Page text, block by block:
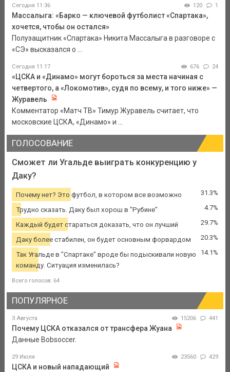
Сегодня 11:36 120 1
Массалыга: «Барко — ключевой футболист «Спартака»,
хочется, чтобы он остался»
Полузащитник «Спартака» Никита Массалыга в разговоре с
«СЭ» высказался о ...
Сегодня 11:17 676 24
«ЦСКА и «Динамо» могут бороться за места начиная с
четвертого, а «Локомотив», судя по всему, и того ниже» —
Журавель
Комментатор «Матч ТВ» Тимур Журавель считает, что
московские ЦСКА, «Динамо» и ...
ГОЛОСОВАНИЕ
Сможет ли Угальде выиграть конкуренцию у
Даку?
Почему нет? Это футбол, в котором все возможно 31.3%
Трудно сказать. Даку был хорош в "Рубине" 4.7%
Каждый будет стараться доказать, что он лучший 29.7%
Даку более стабилен, он будет основным форвардом 20.3%
Так Угальде в "Спартаке" вроде бы подыскивали новую
команду. Ситуация изменилась?
14.1%
Всего голосов: 64
ПОПУЛЯРНОЕ
3 Августа 15206 441
Почему ЦСКА отказался от трансфера Жуана
Данные Bobsoccer.
29 Июля 23560 429
ЦСКА и новый нападающий